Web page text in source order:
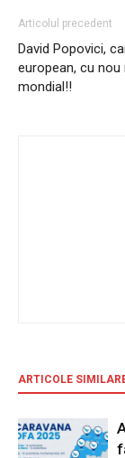
Articolul precedent
David Popovici,
european, cu nou
mondial!!
ARTICOLE